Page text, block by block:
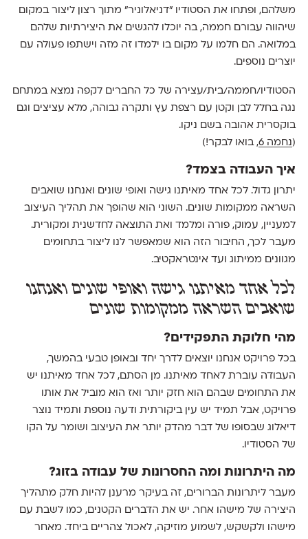
משלהם, ופתחו את הסטודיו ״דניאלוניר״ מתוך רצון ליצור במקום
שיהווה עבורם חממה, בה יוכלו להגשים את היצירתיות שלהם
במלואה. הם חלמו על מקום בו ילמדו זה מזה וישתפו פעולה עם
יוצרים נוספים.
הסטודיו/חממה/בית/עצירה של כל החברים לקפה נמצא במתחם
נגה בחלל לבן וקטן עם רצפת עץ ותקרה גבוהה, מלא עציצים וגם
בוקסרית אהובה בשם ניקו.
(נחמה 6 , בואו לבקר!)
איך העבודה בצמד?
יתרון גדול. לכל אחד מאיתנו גישה ואופי שונים ואנחנו שואבים
השראה ממקומות שונים. השוני הוא שהופך את תהליך העיצוב
למעניין, עמוק, פורה ומלמד ואת התוצאה לחדשנית ומקורית.
מעבר לכך, החיבור הזה הוא שמאפשר לנו ליצור בתחומים
מגוונים ממיתוג ועד אינטראקטיב.
לכל אחד מאיתנו גישה ואופי שונים ואנחנו
שואבים השראה ממקומות שונים
מהי חלוקת התפקידים?
בכל פרויקט אנחנו יוצאים לדרך יחד ובאופן טבעי בהמשך,
העבודה עוברת לאחד מאיתנו. מן הסתם, לכל אחד מאיתנו יש
את התחומים שבהם הוא חזק יותר ואז הוא מוביל את אותו
פרויקט, אבל תמיד יש עין ביקורתית ודעה נוספת ותמיד נוצר
דיאלוג שבסופו של דבר מהדק יותר את העיצוב ושומר על הקו
של הסטודיו.
מה היתרונות ומה החסרונות של עבודה בזוג?
מעבר ליתרונות הברורים, זה בעיקר מרענן להיות חלק מתהליך
היצירה של מישהו אחר. יש את הדברים הקטנים, כמו לשבת עם
מישהו ולקשקש, לשמוע מוזיקה, לאכול צהריים ביחד. מאחר